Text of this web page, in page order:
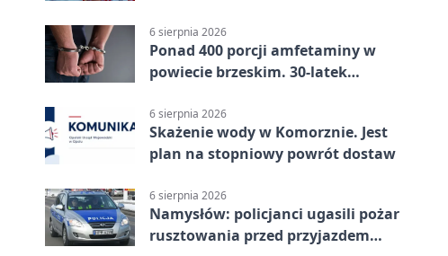
6 sierpnia 2026
Ponad 400 porcji amfetaminy w
powiecie brzeskim. 30-latek
6 sierpnia 2026
Skażenie wody w Komorznie. Jest
plan na stopniowy powrót dostaw
6 sierpnia 2026
Namysłów: policjanci ugasili pożar
rusztowania przed przyjazdem